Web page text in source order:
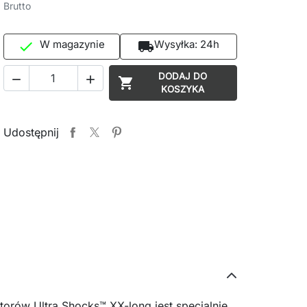
Brutto
 W magazynie local_shippingWysyłka: 24h
  
DODAJ DO
KOSZYKA
Udostępnij